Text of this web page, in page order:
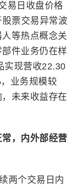
易日收盘价格
票交易异常波
等热点概念关
件业务仍在样
实现营收22.30
业务规模较
未来收益存在
，内外部经营
两个交易日内